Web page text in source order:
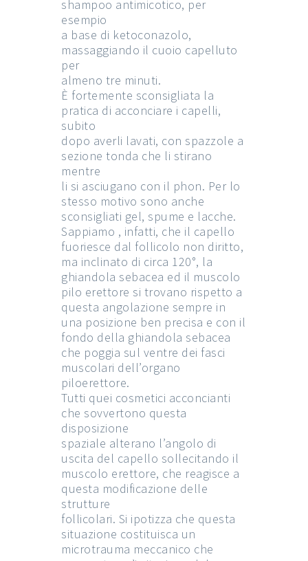
shampoo antimicotico, per
esempio
a base di ketoconazolo,
massaggiando il cuoio capelluto
per
almeno tre minuti.
È fortemente sconsigliata la
pratica di acconciare i capelli,
subito
dopo averli lavati, con spazzole a
sezione tonda che li stirano
mentre
li si asciugano con il phon. Per lo
stesso motivo sono anche
sconsigliati gel, spume e lacche.
Sappiamo , infatti, che il capello
fuoriesce dal follicolo non diritto,
ma inclinato di circa 120°, la
ghiandola sebacea ed il muscolo
pilo erettore si trovano rispetto a
questa angolazione sempre in
una posizione ben precisa e con il
fondo della ghiandola sebacea
che poggia sul ventre dei fasci
muscolari dell’organo
piloerettore.
Tutti quei cosmetici acconcianti
che sovvertono questa
disposizione
spaziale alterano l’angolo di
uscita del capello sollecitando il
muscolo erettore, che reagisce a
questa modificazione delle
strutture
follicolari. Si ipotizza che questa
situazione costituisca un
microtrauma meccanico che